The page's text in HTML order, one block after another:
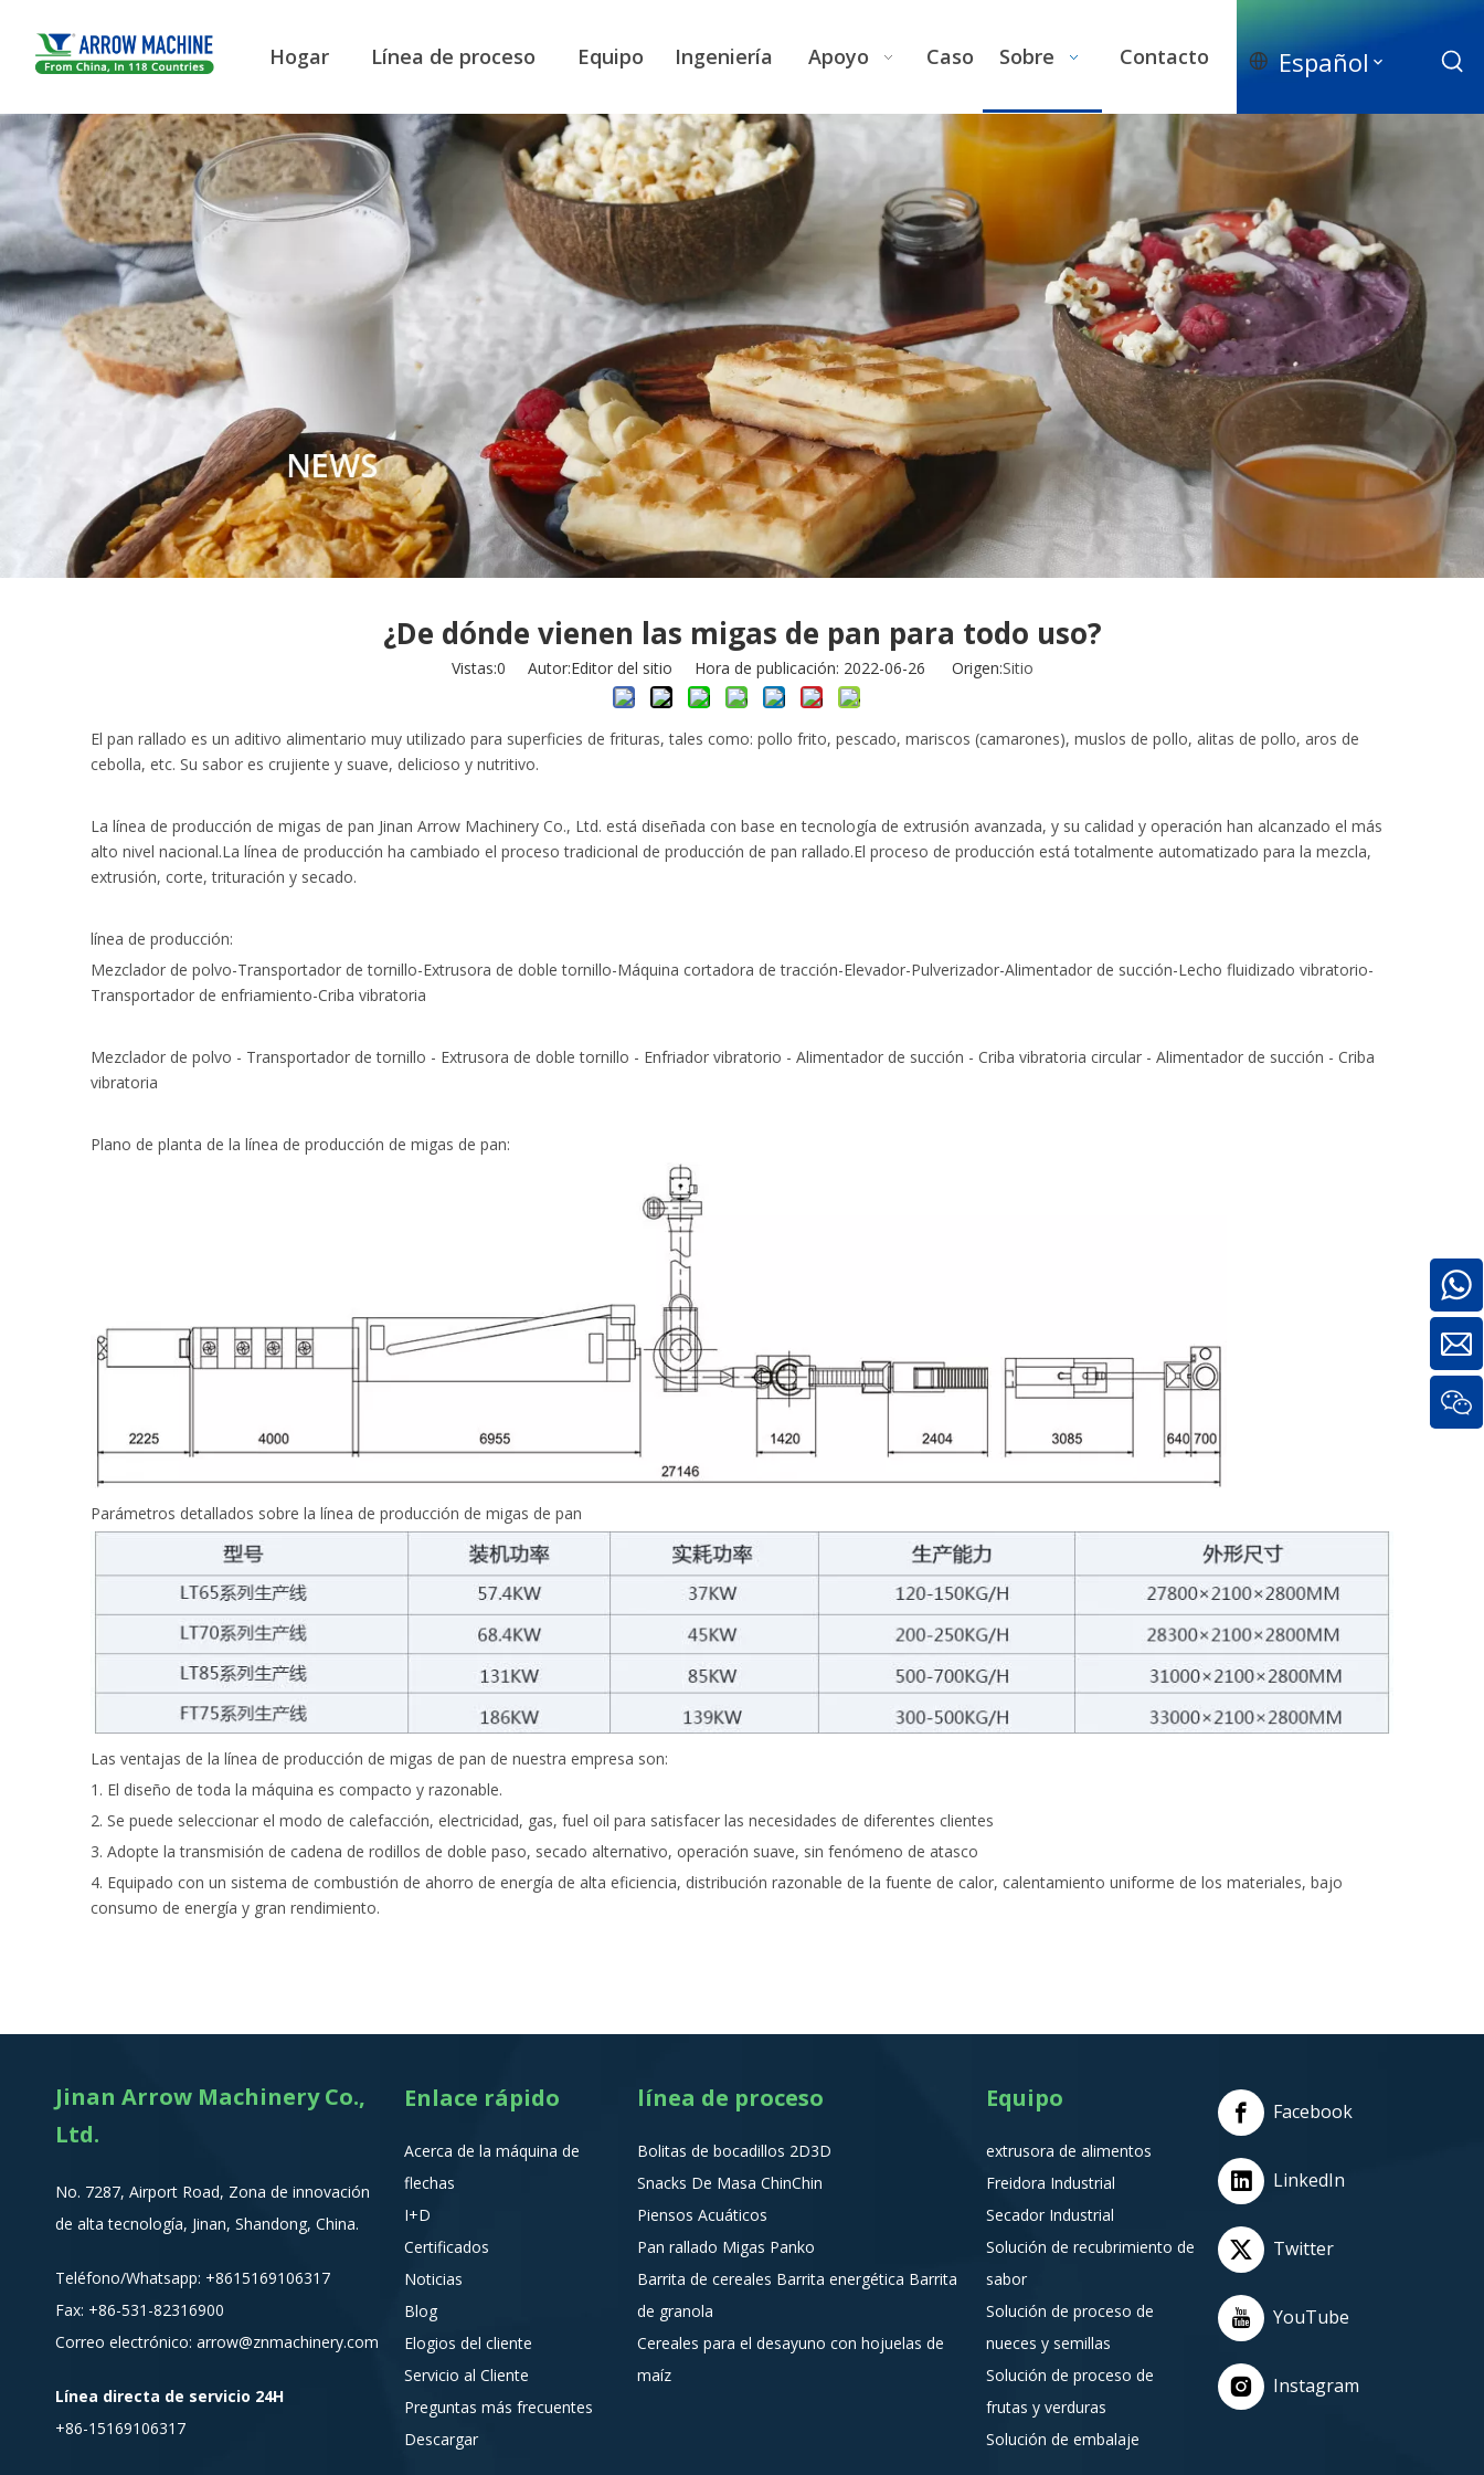
Hogar Línea de proceso Equipo Ingeniería Apoyo Caso Sobre Contacto Español
¿De dónde vienen las migas de pan para todo uso?
Vistas:0 Autor:Editor del sitio Hora de publicación: 2022-06-26 Origen:Sitio
El pan rallado es un aditivo alimentario muy utilizado para superficies de frituras, tales como: pollo frito, pescado, mariscos (camarones), muslos de pollo, alitas de pollo, aros de
cebolla, etc. Su sabor es crujiente y suave, delicioso y nutritivo.
La línea de producción de migas de pan Jinan Arrow Machinery Co., Ltd. está diseñada con base en tecnología de extrusión avanzada, y su calidad y operación han alcanzado el más
alto nivel nacional.La línea de producción ha cambiado el proceso tradicional de producción de pan rallado.El proceso de producción está totalmente automatizado para la mezcla,
extrusión, corte, trituración y secado.
línea de producción:
Mezclador de polvo-Transportador de tornillo-Extrusora de doble tornillo-Máquina cortadora de tracción-Elevador-Pulverizador-Alimentador de succión-Lecho fluidizado vibratorio-
Transportador de enfriamiento-Criba vibratoria
Mezclador de polvo - Transportador de tornillo - Extrusora de doble tornillo - Enfriador vibratorio - Alimentador de succión - Criba vibratoria circular - Alimentador de succión - Criba
vibratoria
Plano de planta de la línea de producción de migas de pan:
Parámetros detallados sobre la línea de producción de migas de pan
Las ventajas de la línea de producción de migas de pan de nuestra empresa son:
1. El diseño de toda la máquina es compacto y razonable.
2. Se puede seleccionar el modo de calefacción, electricidad, gas, fuel oil para satisfacer las necesidades de diferentes clientes
3. Adopte la transmisión de cadena de rodillos de doble paso, secado alternativo, operación suave, sin fenómeno de atasco
4. Equipado con un sistema de combustión de ahorro de energía de alta eficiencia, distribución razonable de la fuente de calor, calentamiento uniforme de los materiales, bajo
consumo de energía y gran rendimiento.
Jinan Arrow Machinery Co.,
Ltd.
No. 7287, Airport Road, Zona de innovación
de alta tecnología, Jinan, Shandong, China.
Teléfono/Whatsapp: +8615169106317
Fax: +86-531-82316900
Correo electrónico: arrow@znmachinery.com
Línea directa de servicio 24H
+86-15169106317
Enlace rápido
Acerca de la máquina de
flechas
I+D
Certificados
Noticias
Blog
Elogios del cliente
Servicio al Cliente
Preguntas más frecuentes
Descargar
línea de proceso
Bolitas de bocadillos 2D3D
Snacks De Masa ChinChin
Piensos Acuáticos
Pan rallado Migas Panko
Barrita de cereales Barrita energética Barrita
de granola
Cereales para el desayuno con hojuelas de
maíz
Equipo
extrusora de alimentos
Freidora Industrial
Secador Industrial
Solución de recubrimiento de
sabor
Solución de proceso de
nueces y semillas
Solución de proceso de
frutas y verduras
Solución de embalaje
Facebook
LinkedIn
Twitter
YouTube
Instagram